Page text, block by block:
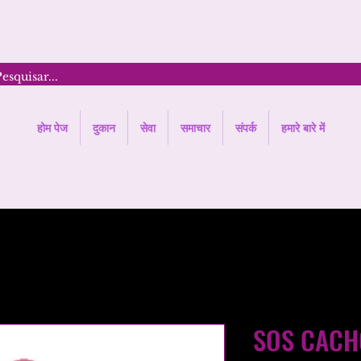
होम पेज दुकान सेवा समाचार संपर्क हमारे बारे में
SOS